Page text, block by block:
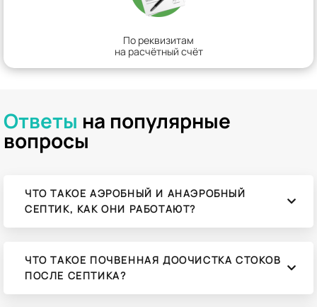
По реквизитам
на расчётный счёт
Ответы на популярные
вопросы
ЧТО ТАКОЕ АЭРОБНЫЙ И АНАЭРОБНЫЙ
СЕПТИК, КАК ОНИ РАБОТАЮТ?
ЧТО ТАКОЕ ПОЧВЕННАЯ ДООЧИСТКА СТОКОВ
ПОСЛЕ СЕПТИКА?